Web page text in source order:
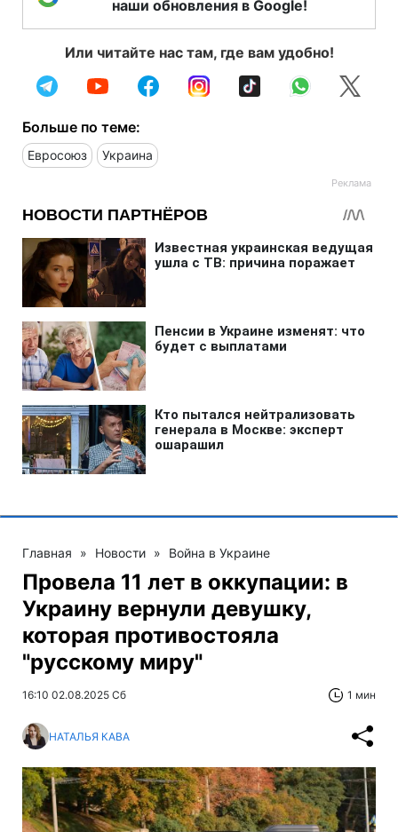
наши обновления в Google!
Или читайте нас там, где вам удобно!
Больше по теме:
Евросоюз Украина
Главная » Новости » Война в Украине
Провела 11 лет в оккупации: в
Украину вернули девушку,
которая противостояла
"русскому миру"
16:10 02.08.2025 Сб 1 мин
НАТАЛЬЯ КАВА